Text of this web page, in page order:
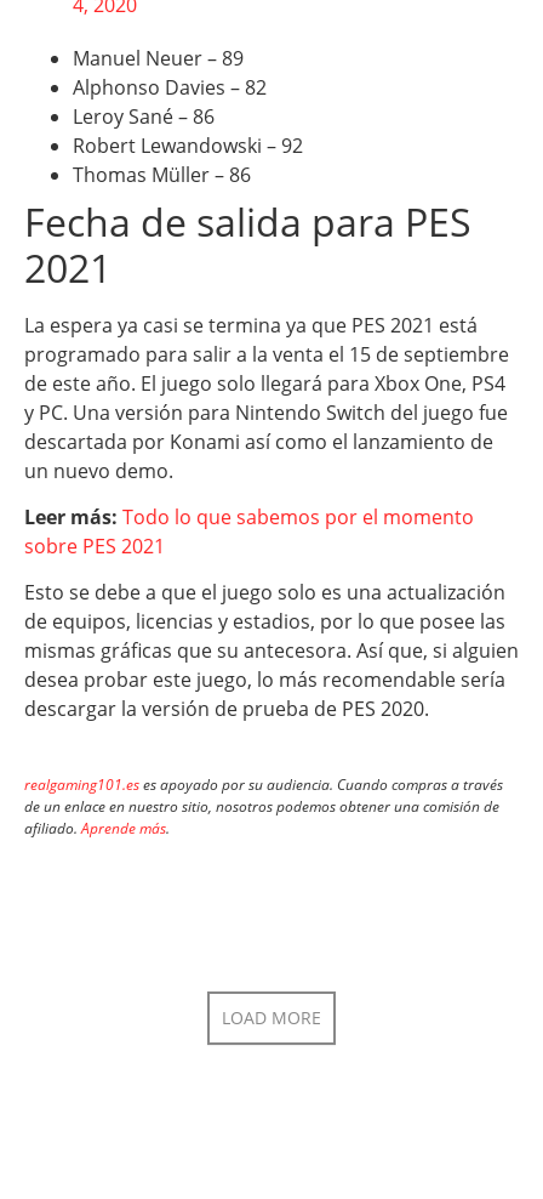
Manuel Neuer – 89
Alphonso Davies – 82
Leroy Sané – 86
Robert Lewandowski – 92
Thomas Müller – 86
Fecha de salida para PES
2021
La espera ya casi se termina ya que PES 2021 está
programado para salir a la venta el 15 de septiembre
de este año. El juego solo llegará para Xbox One, PS4
y PC. Una versión para Nintendo Switch del juego fue
descartada por Konami así como el lanzamiento de
un nuevo demo.
Leer más: Todo lo que sabemos por el momento
sobre PES 2021
Esto se debe a que el juego solo es una actualización
de equipos, licencias y estadios, por lo que posee las
mismas gráficas que su antecesora. Así que, si alguien
desea probar este juego, lo más recomendable sería
descargar la versión de prueba de PES 2020.
realgaming101.eses apoyado por su audiencia. Cuando compras a través
de un enlace en nuestro sitio, nosotros podemos obtener una comisión de
afiliado.Aprende más.
LOAD MORE